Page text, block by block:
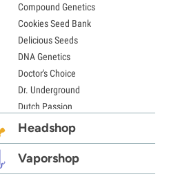
Compound Genetics
Cookies Seed Bank
Delicious Seeds
DNA Genetics
Doctor's Choice
Dr. Underground
Dutch Passion
Elite Seeds
Exotic Seed
Expert Seeds
Headshop
Vaporshop